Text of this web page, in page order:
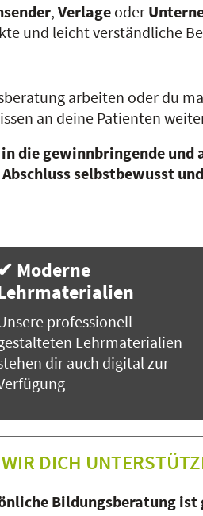
,Verlage oder
und leicht verständliche
arbeiten oder du
an deine Patienten
die gewinnbringende und
selbstbewusst
Moderne
professionell
Lehrmaterialien
dir auch digital zur
DICH
Bildungsberatung ist